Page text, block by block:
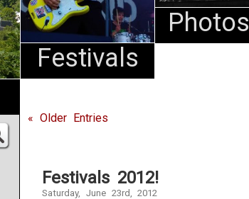
Festivals
Photos
« Older Entries
Festivals 2012!
Saturday, June 23rd, 2012